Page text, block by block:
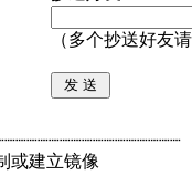
（多个抄送好友
或建立镜像